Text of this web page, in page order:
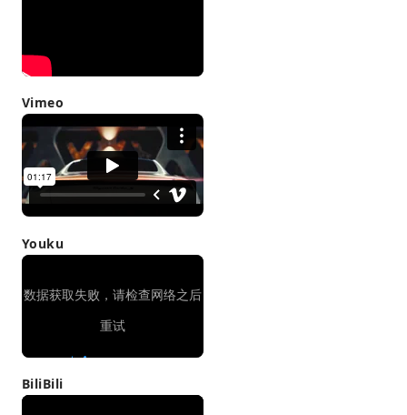
Vimeo
Youku
BiliBili